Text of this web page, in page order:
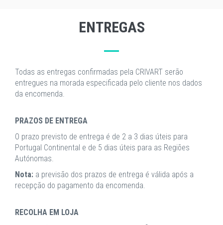
ENTREGAS
Todas as entregas confirmadas pela CRIVART serão
entregues na morada especificada pelo cliente nos dados
da encomenda.
PRAZOS DE ENTREGA
O prazo previsto de entrega é de 2 a 3 dias úteis para
Portugal Continental e de 5 dias úteis para as Regiões
Autónomas.
Nota: a previsão dos prazos de entrega é válida após a
recepção do pagamento da encomenda.
RECOLHA EM LOJA